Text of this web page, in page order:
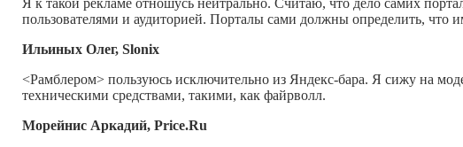
Я к такой рекламе отношусь нейтрально. Считаю, что дело самих
пользователями и аудиторией. Порталы сами должны определить, что
Ильиных Олег, Slonix
<Рамблером> пользуюсь исключительно из Яндекс-бара. Я сижу на
техническими средствами, такими, как файрволл.
Морейнис Аркадий, Price.Ru